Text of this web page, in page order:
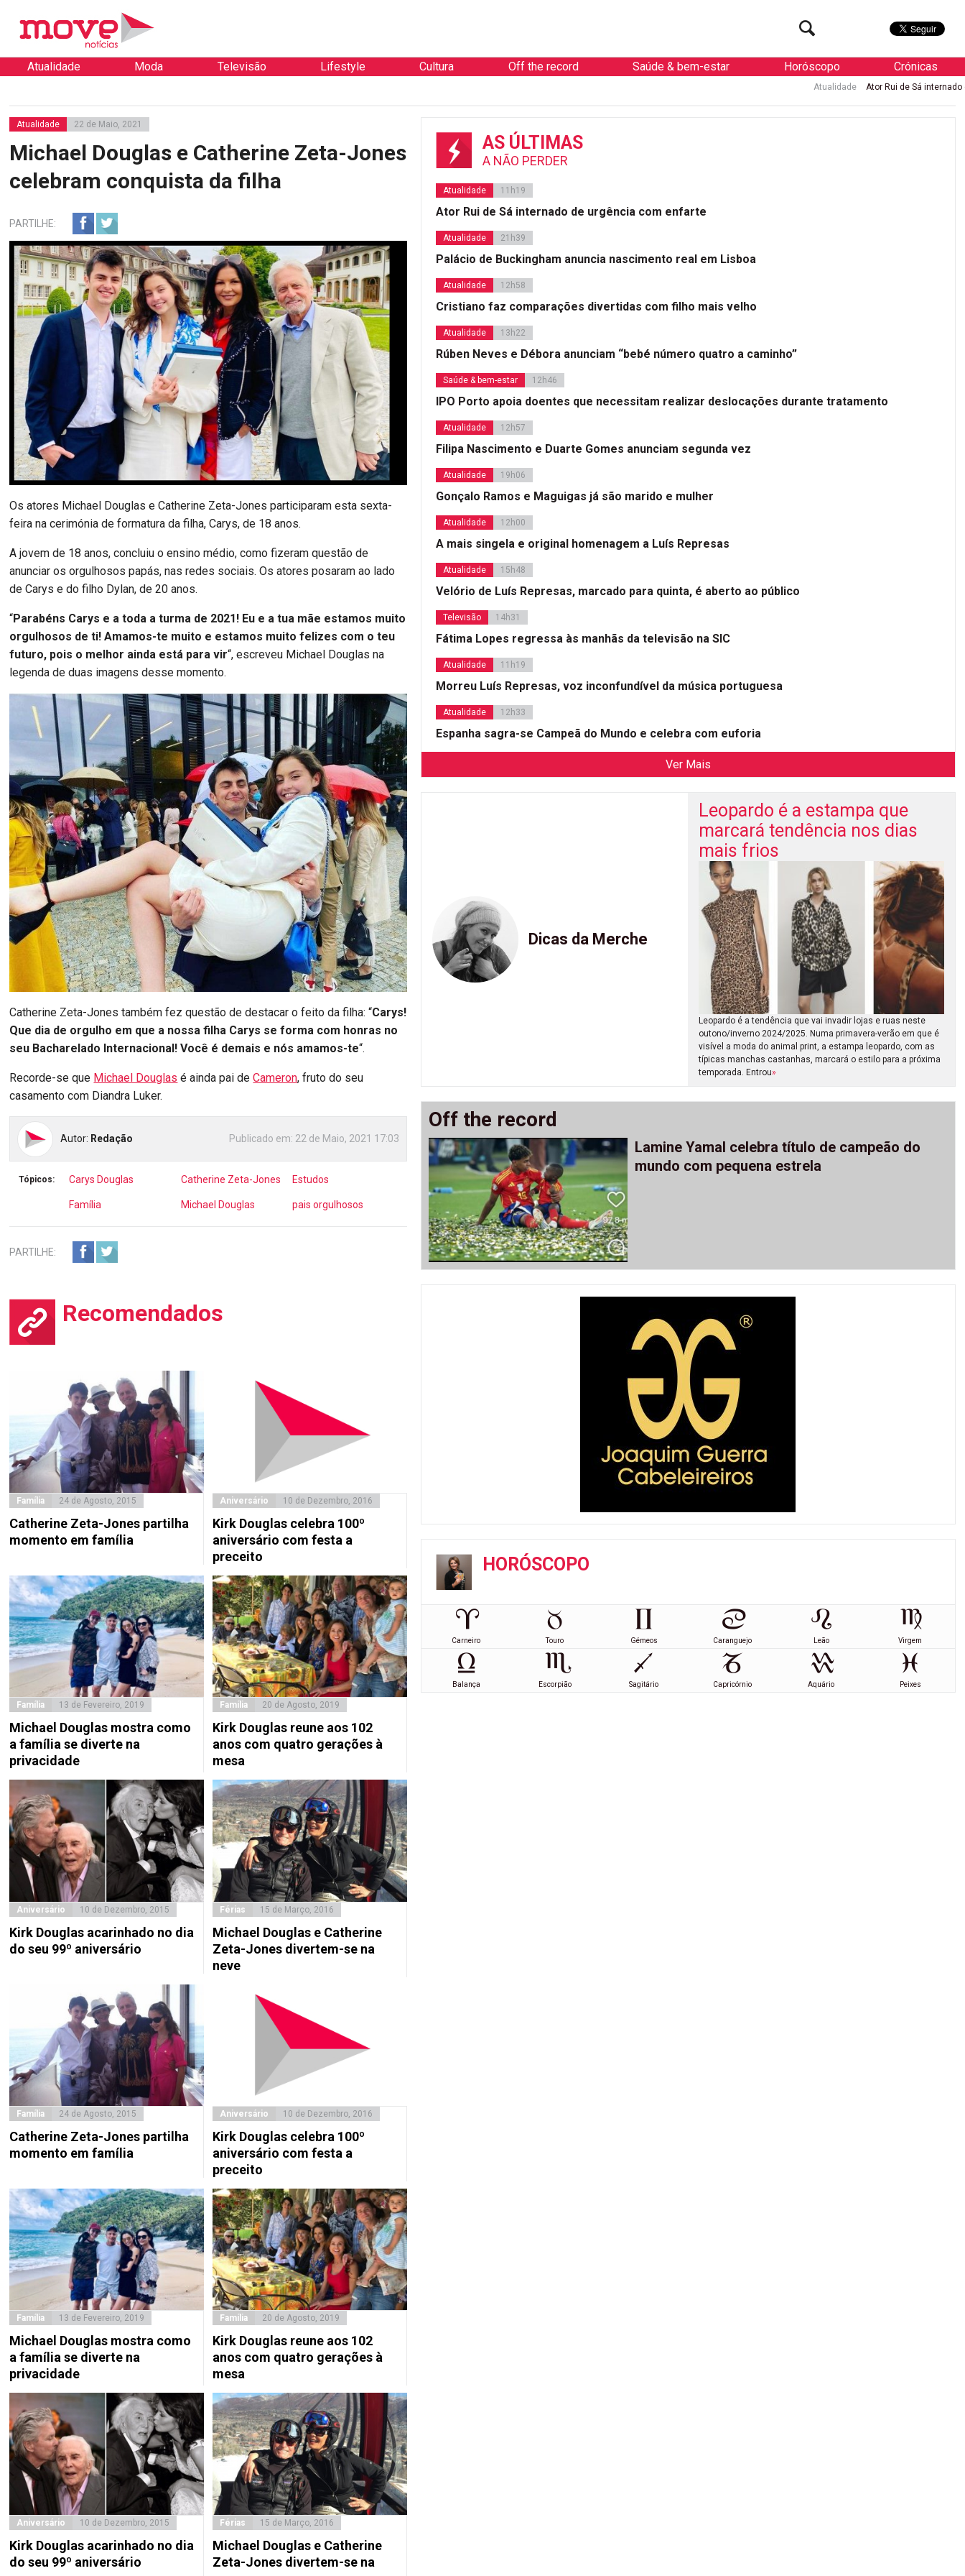
Atualidade Moda Televisão Lifestyle Cultura Off the record Saúde & bem-estar Horóscopo Crónicas
Ator Rui de Sá internado de urgência com
Atualidade 22 de Maio, 2021
Michael Douglas e Catherine Zeta-Jones
celebram conquista da filha
PARTILHE:
Os atores Michael Douglas e Catherine Zeta-Jones participaram esta sexta-
feira na cerimónia de formatura da filha, Carys, de 18 anos.
A jovem de 18 anos, concluiu o ensino médio, como fizeram questão de
anunciar os orgulhosos papás, nas redes sociais. Os atores posaram ao lado
de Carys e do filho Dylan, de 20 anos.
“Parabéns Carys e a toda a turma de 2021! Eu e a tua mãe estamos muito
orgulhosos de ti! Amamos-te muito e estamos muito felizes com o teu
futuro, pois o melhor ainda está para vir“, escreveu Michael Douglas na
legenda de duas imagens desse momento.
Catherine Zeta-Jones também fez questão de destacar o feito da filha: “Carys!
Que dia de orgulho em que a nossa filha Carys se forma com honras no
seu Bacharelado Internacional! Você é demais e nós amamos-te“.
Recorde-se que Michael Douglas é ainda pai deCameron, fruto do seu
casamento com Diandra Luker.
Autor: Redação Publicado em: 22 de Maio, 2021 17:03
Tópicos: Carys Douglas Catherine Zeta-Jones Estudos
Família Michael Douglas pais orgulhosos
PARTILHE:
Recomendados
Família 24 de Agosto, 2015
Catherine Zeta-Jones partilha
momento em família
Aniversário 10 de Dezembro, 2016
Kirk Douglas celebra 100º
aniversário com festa a
preceito
Família 13 de Fevereiro, 2019
Michael Douglas mostra como
a família se diverte na
privacidade
Família 20 de Agosto, 2019
Kirk Douglas reune aos 102
anos com quatro gerações à
mesa
Aniversário 10 de Dezembro, 2015
Kirk Douglas acarinhado no dia
do seu 99º aniversário
Férias 15 de Março, 2016
Michael Douglas e Catherine
Zeta-Jones divertem-se na
neve
Família 24 de Agosto, 2015
Catherine Zeta-Jones partilha
momento em família
Aniversário 10 de Dezembro, 2016
Kirk Douglas celebra 100º
aniversário com festa a
preceito
Família 13 de Fevereiro, 2019
Michael Douglas mostra como
a família se diverte na
privacidade
Família 20 de Agosto, 2019
Kirk Douglas reune aos 102
anos com quatro gerações à
mesa
Aniversário 10 de Dezembro, 2015
Kirk Douglas acarinhado no dia
do seu 99º aniversário
Férias 15 de Março, 2016
Michael Douglas e Catherine
Zeta-Jones divertem-se na
AS ÚLTIMAS
A NÃO PERDER
Atualidade 11h19
Ator Rui de Sá internado de urgência com enfarte
Atualidade 21h39
Palácio de Buckingham anuncia nascimento real em Lisboa
Atualidade 12h58
Cristiano faz comparações divertidas com filho mais velho
Atualidade 13h22
Rúben Neves e Débora anunciam “bebé número quatro a caminho”
Saúde & bem-estar 12h46
IPO Porto apoia doentes que necessitam realizar deslocações durante tratamento
Atualidade 12h57
Filipa Nascimento e Duarte Gomes anunciam segunda vez
Atualidade 19h06
Gonçalo Ramos e Maguigas já são marido e mulher
Atualidade 12h00
A mais singela e original homenagem a Luís Represas
Atualidade 15h48
Velório de Luís Represas, marcado para quinta, é aberto ao público
Televisão 14h31
Fátima Lopes regressa às manhãs da televisão na SIC
Atualidade 11h19
Morreu Luís Represas, voz inconfundível da música portuguesa
Atualidade 12h33
Espanha sagra-se Campeã do Mundo e celebra com euforia
Ver Mais
Dicas da Merche
Leopardo é a estampa que
marcará tendência nos dias
mais frios
Leopardo é a tendência que vai invadir lojas e ruas neste
outono/inverno 2024/2025. Numa primavera-verão em que é
visível a moda do animal print, a estampa leopardo, com as
típicas manchas castanhas, marcará o estilo para a próxima
temporada. Entrou»
Off the record
Lamine Yamal celebra título de campeão do
mundo com pequena estrela
HORÓSCOPO
Carneiro Touro Gémeos Caranguejo Leão Virgem
Balança Escorpião Sagitário Capricórnio Aquário Peixes